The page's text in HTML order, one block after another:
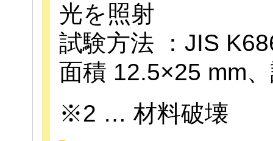
光を照射
試験方法 ：JIS
面積 12.5×25 mm
※2 … 材料破壊